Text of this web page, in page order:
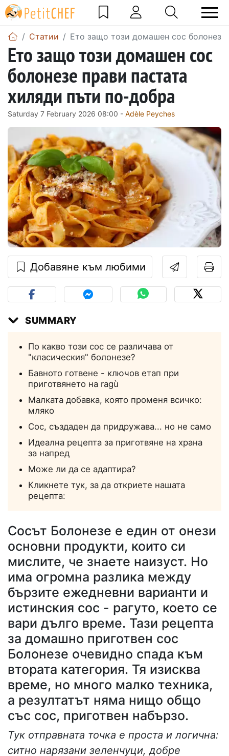
Статии Ето защо този домашен сос
Ето защо този домашен сос
болонезе прави пастата
хиляди пъти по-добра
Saturday 7 February 2026 08:00 - Adèle Peyches
Добавяне към любими
SUMMARY
По какво този сос се различава от
"класическия" болонезе?
Бавното готвене - ключов етап при
приготвянето на ragù
Малката добавка, която променя всичко:
мляко
Сос, създаден да придружава... но не само
Идеална рецепта за приготвяне на храна
за напред
Може ли да се адаптира?
Кликнете тук, за да откриете нашата
рецепта:
Сосът Болонезе е един от онези
основни продукти, които си
мислите, че знаете наизуст. Но
има огромна разлика между
бързите ежедневни варианти и
истинския сос - рагуто, което се
вари дълго време. Тази рецепта
за домашно приготвен сос
Болонезе очевидно спада към
втората категория. Тя изисква
време, но много малко техника,
а резултатът няма нищо общо
със сос, приготвен набързо.
Тук отправната точка е проста и логична:
ситно нарязани зеленчуци, добре